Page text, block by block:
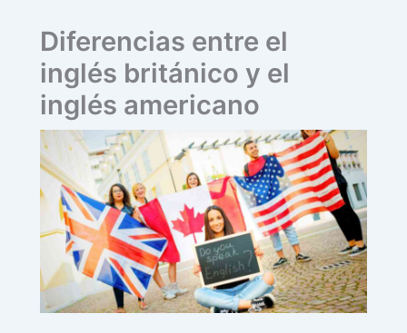
Diferencias entre el
inglés británico y el
inglés americano